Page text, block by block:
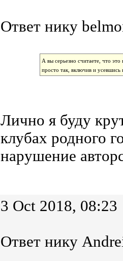
Ответ нику
А вы серьезно считаете, что
просто так, включив и усевшись
Лично я буду
клубах родного
нарушение
3 Oct 2018, 08:23
Ответ нику